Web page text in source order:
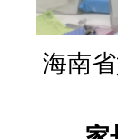
海南